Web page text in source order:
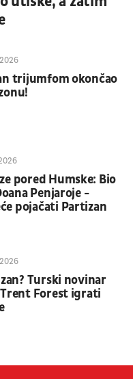
trijumfom okončao
pored Humske: Bio
Penjaroje -
pojačati Partizan
Turski novinar
Forest igrati